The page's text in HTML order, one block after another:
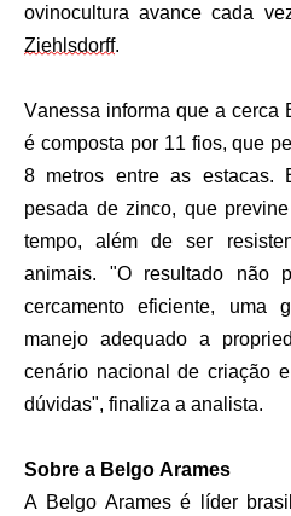
ovinocultura avance cada
Ziehlsdorff.
Vanessa informa que a cerca
é composta por 11 fios, que
8 metros entre as estacas.
pesada de zinco, que
tempo, além de ser
animais. "O resultado não
cercamento eficiente, uma
manejo adequado a
cenário nacional de criação
dúvidas", finaliza a analista.
Sobre a Belgo Arames
A Belgo Arames é líder